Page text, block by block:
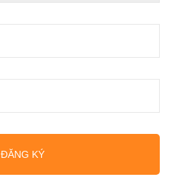
ĐĂNG KÝ